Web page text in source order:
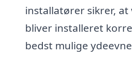
installatører sikrer,
bliver installeret
bedst mulige